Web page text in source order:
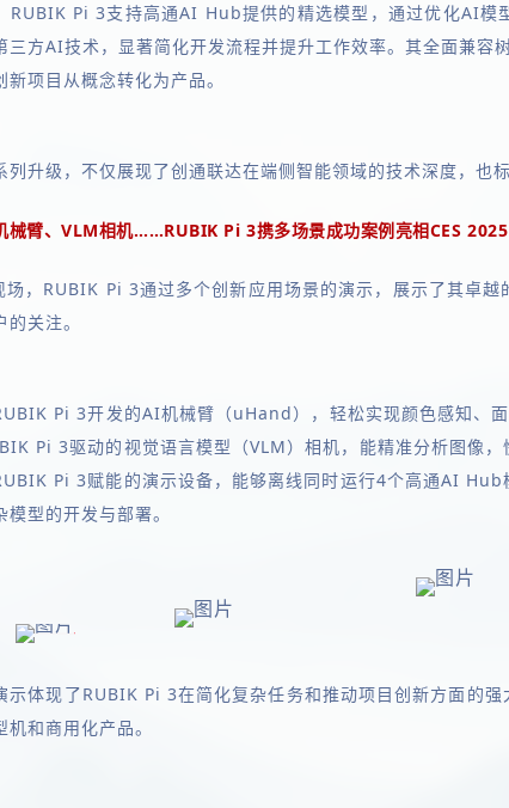
RUBIK Pi 3支持高通AI Hub提供的精选模型，通过优化AI模
三方AI技术，显著简化开发流程并提升工作效率。其全面兼容
新项目从概念转化为产品。
列升级，不仅展现了创通联达在端侧智能领域的技术深度，也
械臂、VLM相机……RUBIK Pi 3携多场景成功案例亮相CES 2025
场，RUBIK Pi 3通过多个创新应用场景的演示，展示了其卓
的关注。
Pi 3开发的AI机械臂（uHand），轻松实现颜色感知、
Pi 3驱动的视觉语言模型（VLM）相机，能精准分析图像
Pi 3赋能的演示设备，能够离线同时运行4个高通AI
模型的开发与部署。
示体现了RUBIK Pi 3在简化复杂任务和推动项目创新方面的
机和商用化产品。